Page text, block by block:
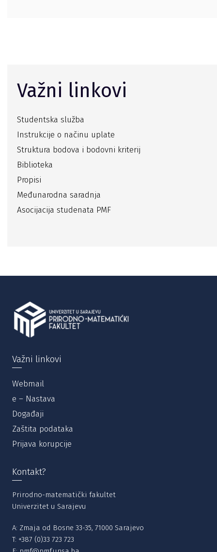
Važni linkovi
Studentska služba
Instrukcije o načinu uplate
Struktura bodova i bodovni kriterij
Biblioteka
Propisi
Međunarodna saradnja
Asocijacija studenata PMF
Važni linkovi
Webmail
e – Nastava
Događaji
Zaštita podataka
Prijava korupcije
Kontakt?
Prirodno-matematički fakultet
Univerzitet u Sarajevu
A: Zmaja od Bosne 33-35, 71000 Sarajevo
T: +387 (0)33 723 723